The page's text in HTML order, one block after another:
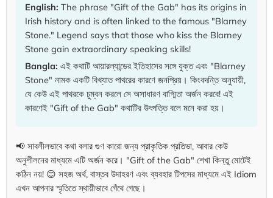
English: The phrase "Gift of the Gab" has its origins in
Irish history and is often linked to the famous "Blarney
Stone." Legend says that those who kiss the Blarney
Stone gain extraordinary speaking skills!
Bangla: এই কথাটি আয়ারল্যান্ডের ইতিহাসের সঙ্গে যুক্ত এবং "Blarney
Stone" নামক একটি বিখ্যাত পাথরের কারণে জনপ্রিয়। কিংবদন্তি অনুযায়ী,
যে কেউ এই পাথরকে চুম্বন করলে সে অসাধারণ বাগ্মিতা অর্জন করবে! এই
কারণেই "Gift of the Gab" কথাটির উৎপত্তি বলে মনে করা হয়।
📢 সাবলীলভাবে কথা বলার গুণ কারো জন্য প্রাকৃতিক প্রতিভা, আবার কেউ
অনুশীলনের মাধ্যমে এটি অর্জন করে। "Gift of the Gab" শেখা কিন্তু মোটেই
কঠিন নয়! 😊 সহজ অর্থ, বাস্তব উদাহরণ এবং ব্যবহার টিপসের মাধ্যমে এই Idiom
এখন আপনার স্মৃতিতে স্থায়ীভাবে গেঁথে গেছে।